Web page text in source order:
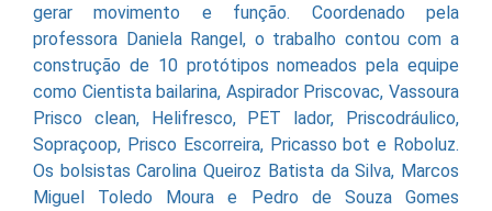
gerar movimento e função. Coordenado pela
professora Daniela Rangel, o trabalho contou com a
construção de 10 protótipos nomeados pela equipe
como Cientista bailarina, Aspirador Priscovac, Vassoura
Prisco clean, Helifresco, PET lador, Priscodráulico,
Sopraçoop, Prisco Escorreira, Pricasso bot e Roboluz.
Os bolsistas Carolina Queiroz Batista da Silva, Marcos
Miguel Toledo Moura e Pedro de Souza Gomes